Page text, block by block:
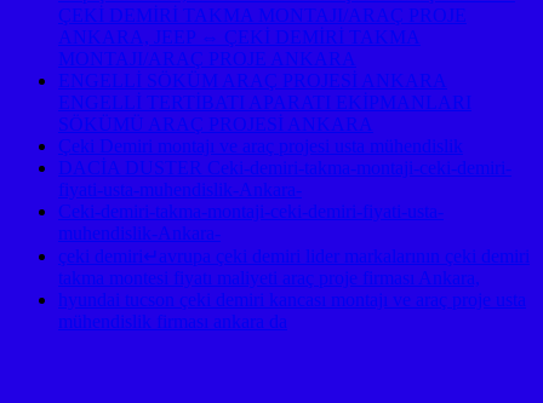
ÇEKİ DEMİRİ TAKMA MONTAJI/ARAÇ PROJE
ANKARA, JEEP ⇔ ÇEKİ DEMİRİ TAKMA
MONTAJI/ARAÇ PROJE ANKARA
ENGELLİ SÖKÜM ARAÇ PROJESİ ANKARA
ENGELLİ TERTİBATI APARATI EKİPMANLARI
SÖKÜMÜ ARAÇ PROJESİ ANKARA
Çeki Demiri montajı ve araç projesi usta mühendislik
DACİA DUSTER Ceki-demiri-takma-montaji-ceki-demiri-
fiyati-usta-muhendislik-Ankara-
Ceki-demiri-takma-montaji-ceki-demiri-fiyati-usta-
muhendislik-Ankara-
çeki demiri↵avrupa çeki demiri lider markalarının çeki demiri
takma montesi fiyatı maliyeti araç proje firması Ankara,
hyundai tucson çeki demiri kancası montajı ve araç proje usta
mühendislik firması ankara da